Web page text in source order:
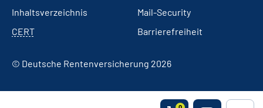
Inhaltsverzeichnis
Mail-Security
CERT
Barrierefreiheit
© Deutsche Rentenversicherung 2026